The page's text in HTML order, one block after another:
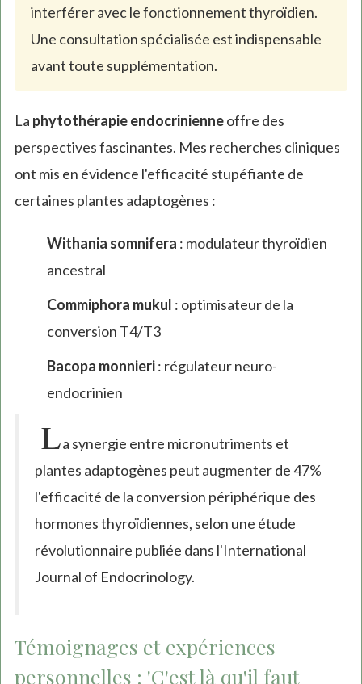
interférer avec le fonctionnement thyroïdien.
Une consultation spécialisée est indispensable
avant toute supplémentation.
La phytothérapie endocrinienneoffre des
perspectives fascinantes. Mes recherches cliniques
ont mis en évidence l'efficacité stupéfiante de
certaines plantes adaptogènes :
Withania somnifera : modulateur thyroïdien
ancestral
Commiphora mukul : optimisateur de la
conversion T4/T3
Bacopa monnieri: régulateur neuro-
endocrinien
La synergie entre micronutriments et
plantes adaptogènes peut augmenter de 47%
l'efficacité de la conversion périphérique des
hormones thyroïdiennes, selon une étude
révolutionnaire publiée dans l'International
Journal of Endocrinology.
Témoignages et expériences
personnelles : 'C'est là qu'il faut